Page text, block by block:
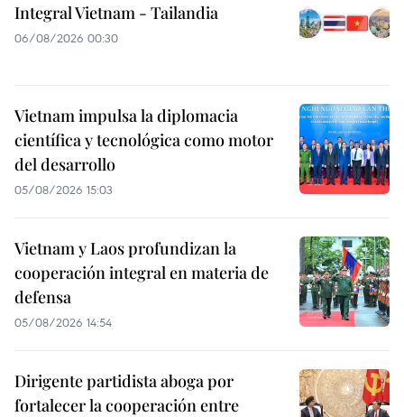
Integral Vietnam - Tailandia
06/08/2026 00:30
Vietnam impulsa la diplomacia
científica y tecnológica como motor
del desarrollo
05/08/2026 15:03
Vietnam y Laos profundizan la
cooperación integral en materia de
defensa
05/08/2026 14:54
Dirigente partidista aboga por
fortalecer la cooperación entre